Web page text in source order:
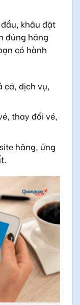
khâu đặt
đúng hãng
có hành
cả, dịch vụ,
thay đổi vé,
hãng, ứng